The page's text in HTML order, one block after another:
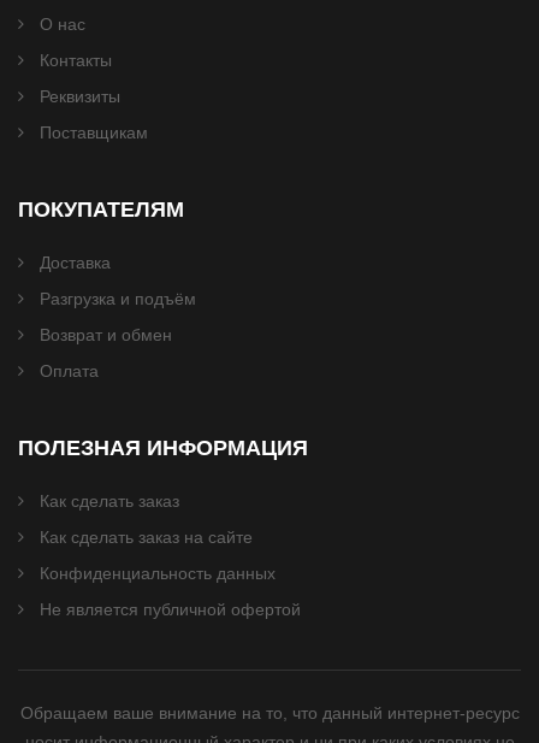
О нас
Контакты
Реквизиты
Поставщикам
ПОКУПАТЕЛЯМ
Доставка
Разгрузка и подъём
Возврат и обмен
Оплата
ПОЛЕЗНАЯ ИНФОРМАЦИЯ
Как сделать заказ
Как сделать заказ на сайте
Конфиденциальность данных
Не является публичной офертой
Обращаем ваше внимание на то, что данный интернет-ресурс